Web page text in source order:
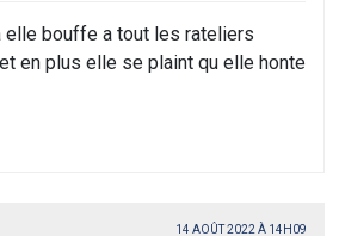
elle bouffe a tout les rateliers
en plus elle se plaint qu elle honte
14 AOÛT 2022 À 14H09